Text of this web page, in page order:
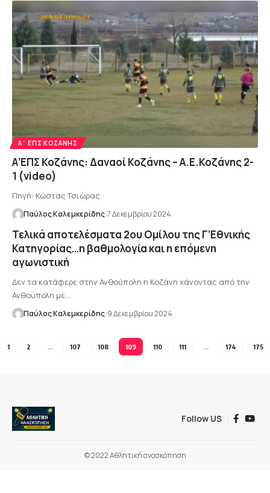
Α΄ ΕΠΣ ΚΟΖΆΝΗΣ
Α’ΕΠΣ Κοζάνης: Δαναοί Κοζάνης – Α.Ε.Κοζάνης 2-
1 (video)
Πηγή: Κώστας Τσιώρας
Παύλος Καλεμκερίδης 7 Δεκεμβρίου 2024
Τελικά αποτελέσματα 2ου Ομίλου της Γ’Εθνικής
Κατηγορίας…η βαθμολογία και η επόμενη
αγωνιστική
Δεν τα κατάφερε στην Ανθούπολη η Κοζάνη χάνοντας από την
Ανθούπολη με…
Παύλος Καλεμκερίδης 9 Δεκεμβρίου 2024
1 2 … 107 108 109 110 111 … 174 175
Follow US
© 2022 Αθλητική ανασκόπηση